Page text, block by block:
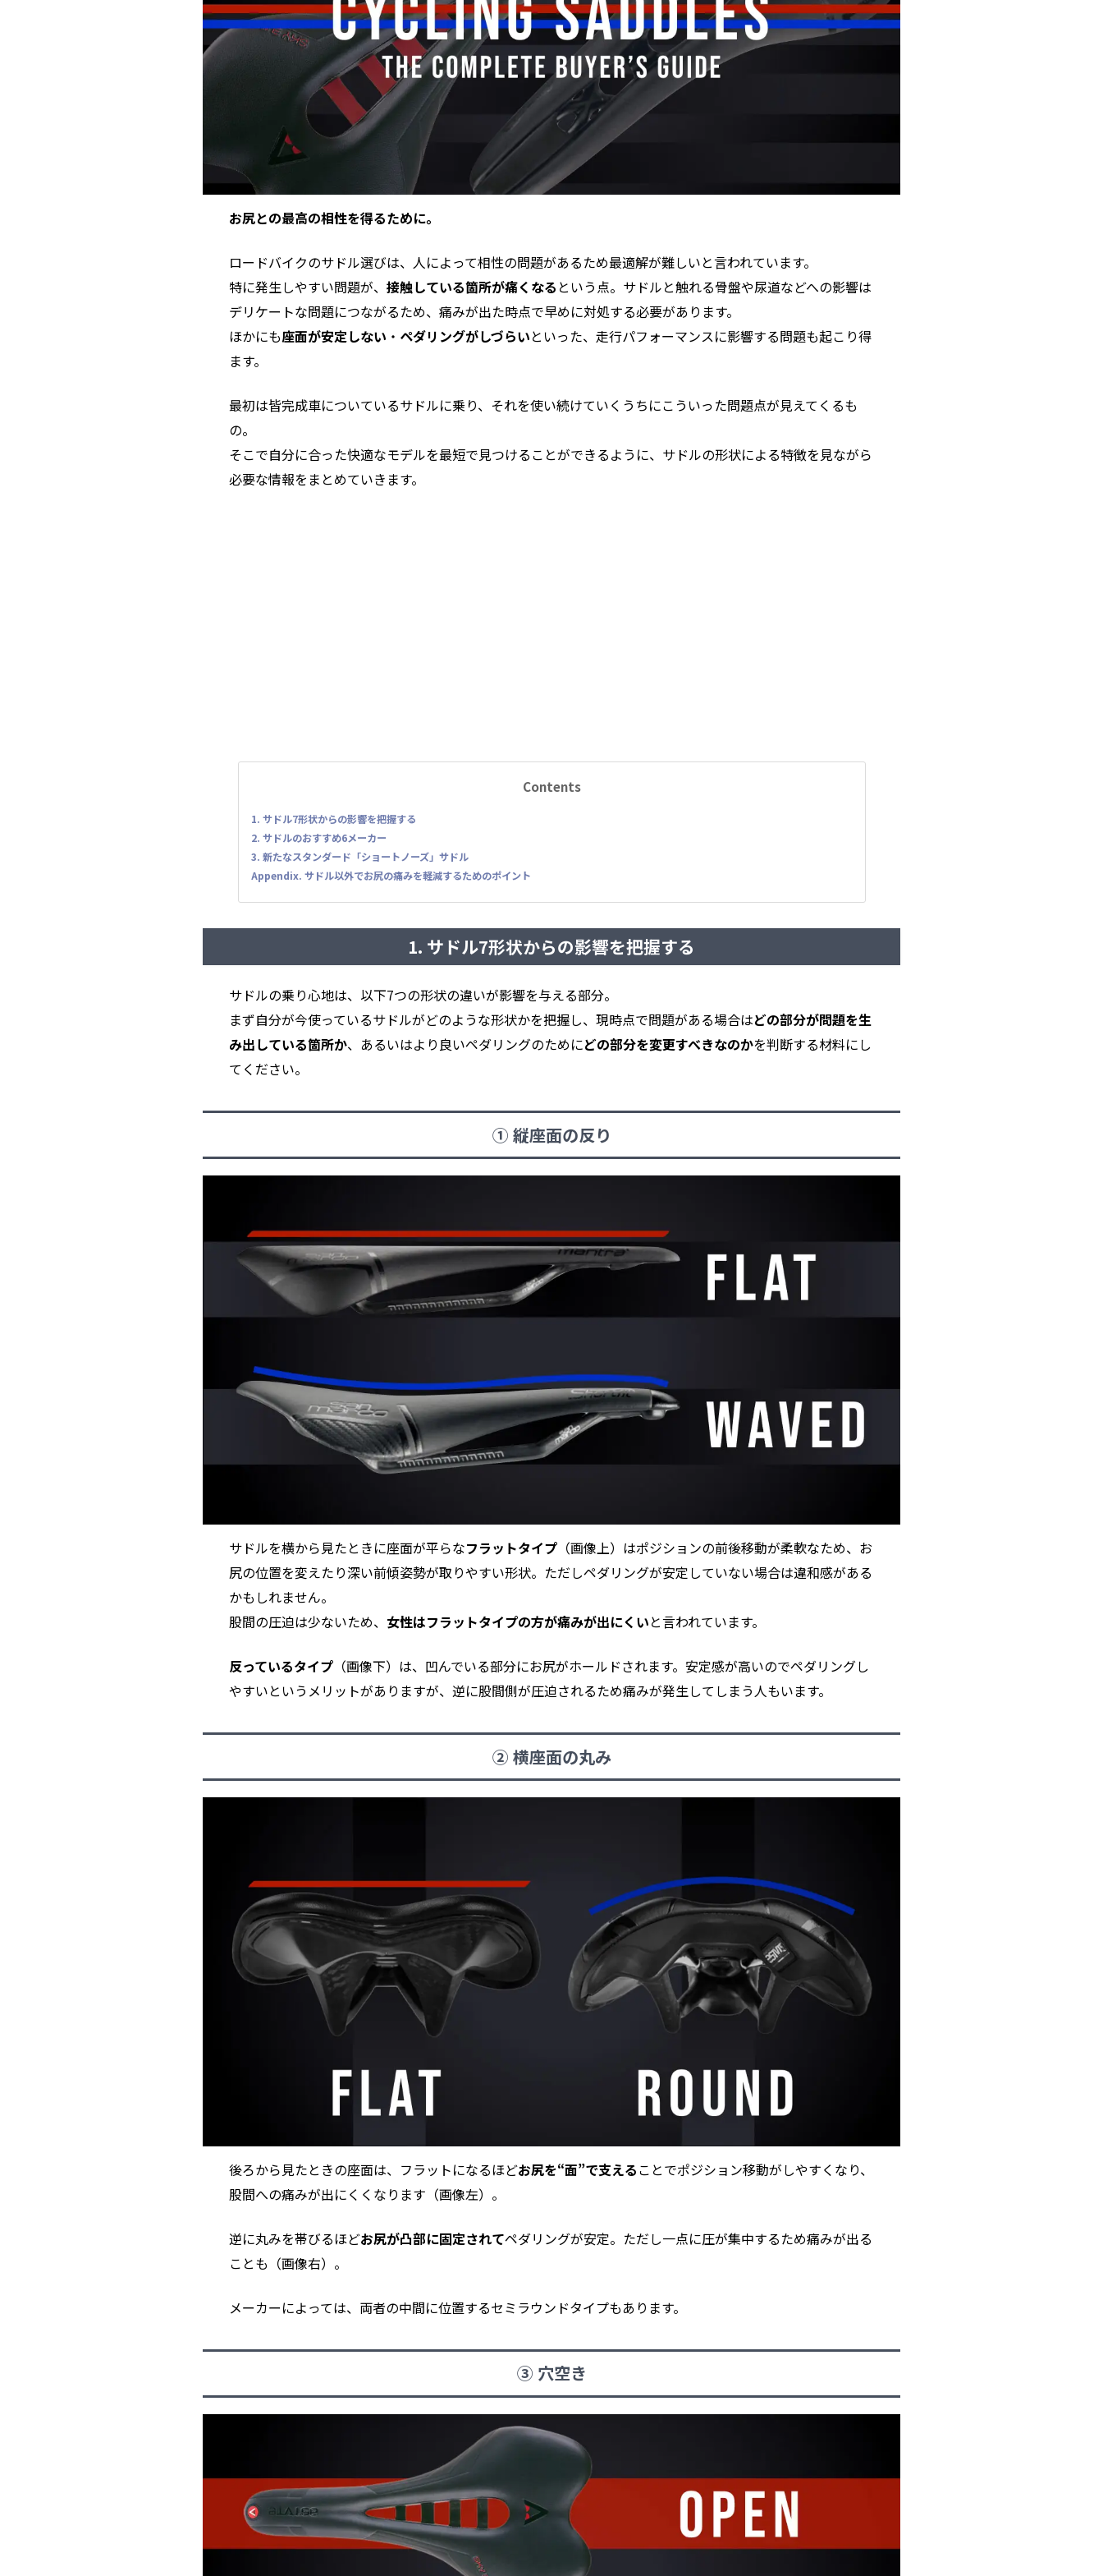
お尻との最高の相性を得るために。
ロードバイクのサドル選びは、人によって相性の問題があるため最適解が難しいと言われています。
特に発生しやすい問題が、 接触している箇所が痛くなる という点。サドルと触れる骨盤や尿道などへの影響は
デリケートな問題につながるため、痛みが出た時点で早めに対処する必要があります。
ほかにも座面が安定しない ・ ペダリングがしづらいといった、走行パフォーマンスに影響する問題も起こり得
ます。
最初は皆完成車についているサドルに乗り、それを使い続けていくうちにこういった問題点が見えてくるも
の。
そこで自分に合った快適なモデルを最短で見つけることができるように、サドルの形状による特徴を見ながら
必要な情報をまとめていきます。
Contents
1. サドル7形状からの影響を把握する
2. サドルのおすすめ6メーカー
3. 新たなスタンダード「ショートノーズ」サドル
Appendix. サドル以外でお尻の痛みを軽減するためのポイント
1. サドル7形状からの影響を把握する
サドルの乗り心地は、以下7つの形状の違いが影響を与える部分。
まず自分が今使っているサドルがどのような形状かを把握し、現時点で問題がある場合はどの部分が問題を生
み出している箇所か、あるいはより良いペダリングのためにどの部分を変更すべきなのかを判断する材料にし
てください。
① 縦座面の反り
サドルを横から見たときに座面が平らなフラットタイプ （画像上）はポジションの前後移動が柔軟なため、お
尻の位置を変えたり深い前傾姿勢が取りやすい形状。ただしペダリングが安定していない場合は違和感がある
かもしれません。
股間の圧迫は少ないため、 女性はフラットタイプの方が痛みが出にくいと言われています。
反っているタイプ （画像下）は、凹んでいる部分にお尻がホールドされます。安定感が高いのでペダリングし
やすいというメリットがありますが、逆に股間側が圧迫されるため痛みが発生してしまう人もいます。
② 横座面の丸み
後ろから見たときの座面は、フラットになるほどお尻を“面”で支えることでポジション移動がしやすくなり、
股間への痛みが出にくくなります（画像左）。
逆に丸みを帯びるほどお尻が凸部に固定されてペダリングが安定。ただし一点に圧が集中するため痛みが出る
ことも（画像右）。
メーカーによっては、両者の中間に位置するセミラウンドタイプもあります。
③ 穴空き